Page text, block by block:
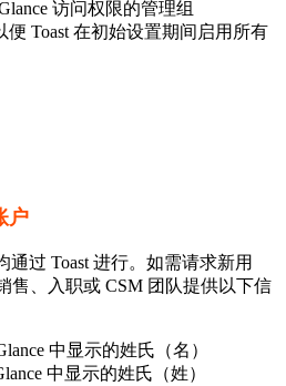
访问权限的管理组
Toast 在初始设置期间启用所有
户
通过 Toast 进行。如需请求新用
售、入职或 CSM 团队提供以下信
中显示的姓氏（名）
中显示的姓氏（姓）